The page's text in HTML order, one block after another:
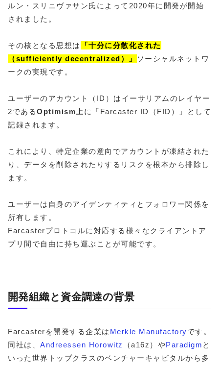
ルン・スリニヴァサン氏によって2020年に開発が開始
されました。
その核となる思想は
「十分に分散化された
（sufficiently decentralized）」
ソーシャルネットワ
ークの実現です。
ユーザーのアカウント（ID）はイーサリアムのレイヤー
2であるOptimism上 に「Farcaster ID（FID）」として
記録されます。
これにより、特定企業の意向でアカウントが凍結された
り、データを削除されたりするリスクを根本から排除し
ます。
ユーザーは自身のアイデンティティとフォロワー関係を
所有します。
Farcasterプロトコルに対応する様々なクライアントア
プリ間で自由に持ち運ぶことが可能です。
開発組織と資金調達の背景
Farcasterを開発する企業は Merkle Manufactoryです。
同社は、 Andreessen Horowitz （a16z）やParadigm と
いった世界トップクラスのベンチャーキャピタルから多